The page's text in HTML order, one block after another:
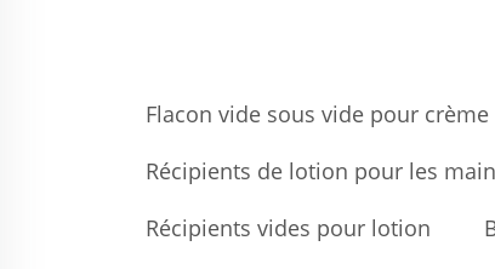
Flacon vide sous vide pour crème
Récipients de lotion pour les
Récipients vides pour lotion